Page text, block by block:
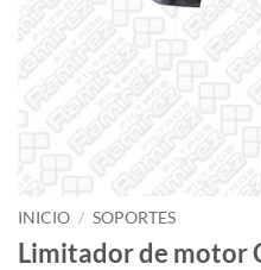
INICIO / SOPORTES
Limitador de motor